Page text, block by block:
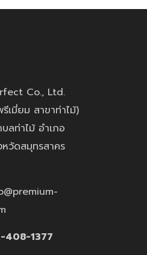
Co., Ltd.
เมี่ยม สาขาท่าไม้)
ลท่าไม้ อำเภอ
วัดสมุทรสาคร
408-1377